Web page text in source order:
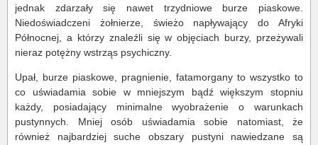
jednak zdarzały się nawet trzydniowe burze piaskowe.
Niedoświadczeni żołnierze, świeżo napływający do Afryki
Północnej, a którzy znaleźli się w objęciach burzy, przeżywali
nieraz potężny wstrząs psychiczny.
Upał, burze piaskowe, pragnienie, fatamorgany to wszystko to
co uświadamia sobie w mniejszym bądź większym stopniu
każdy, posiadający minimalne wyobrażenie o warunkach
pustynnych. Mniej osób uświadamia sobie natomiast, że
również najbardziej suche obszary pustyni nawiedzane są